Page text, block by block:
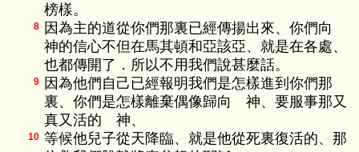
榜樣。
8
因為主的道從你們那裏已經傳揚出來、你們向
神的信心不但在馬其頓和亞該亞、就是在各處、
也都傳開了．所以不用我們說甚麼話。
9
因為他們自己已經報明我們是怎樣進到你們那
裏、你們是怎樣離棄偶像歸向 神、要服事那又
真又活的 神、
10 等候他兒子從天降臨、就是他從死裏復活的、那